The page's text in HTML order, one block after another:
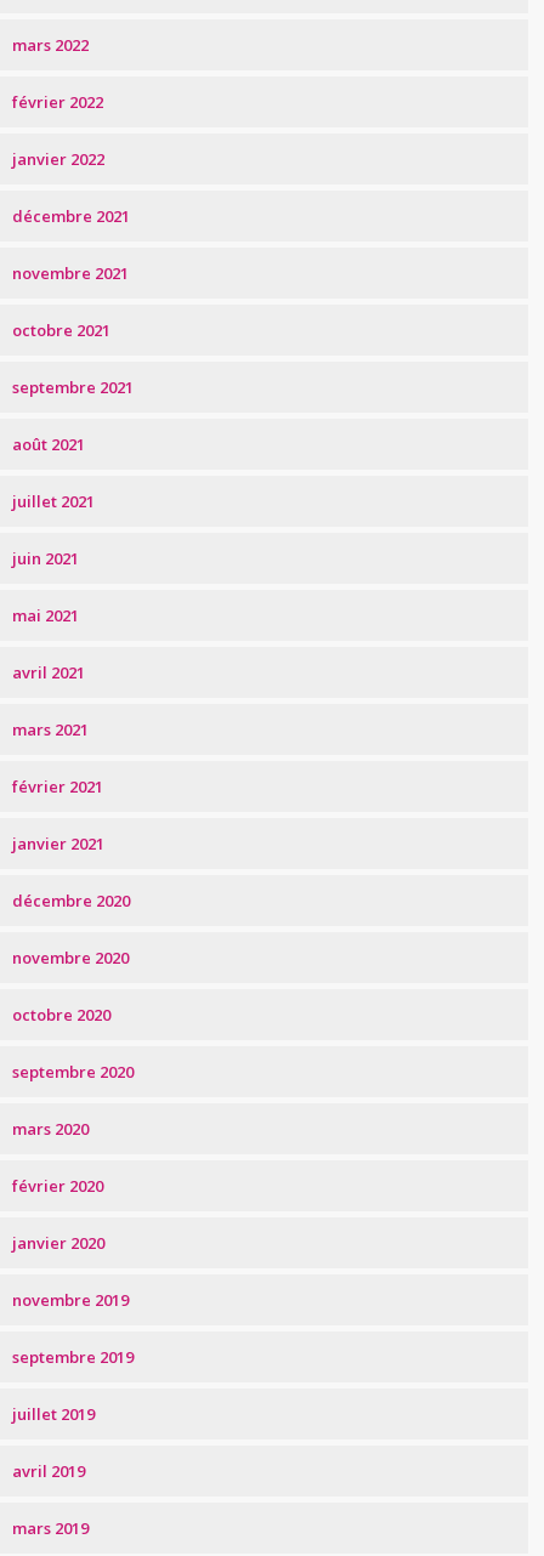
mars 2022
février 2022
janvier 2022
décembre 2021
novembre 2021
octobre 2021
septembre 2021
août 2021
juillet 2021
juin 2021
mai 2021
avril 2021
mars 2021
février 2021
janvier 2021
décembre 2020
novembre 2020
octobre 2020
septembre 2020
mars 2020
février 2020
janvier 2020
novembre 2019
septembre 2019
juillet 2019
avril 2019
mars 2019